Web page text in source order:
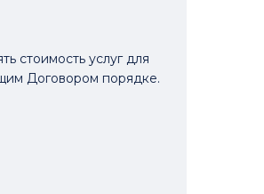
стоимость услуг для
Договором порядке.